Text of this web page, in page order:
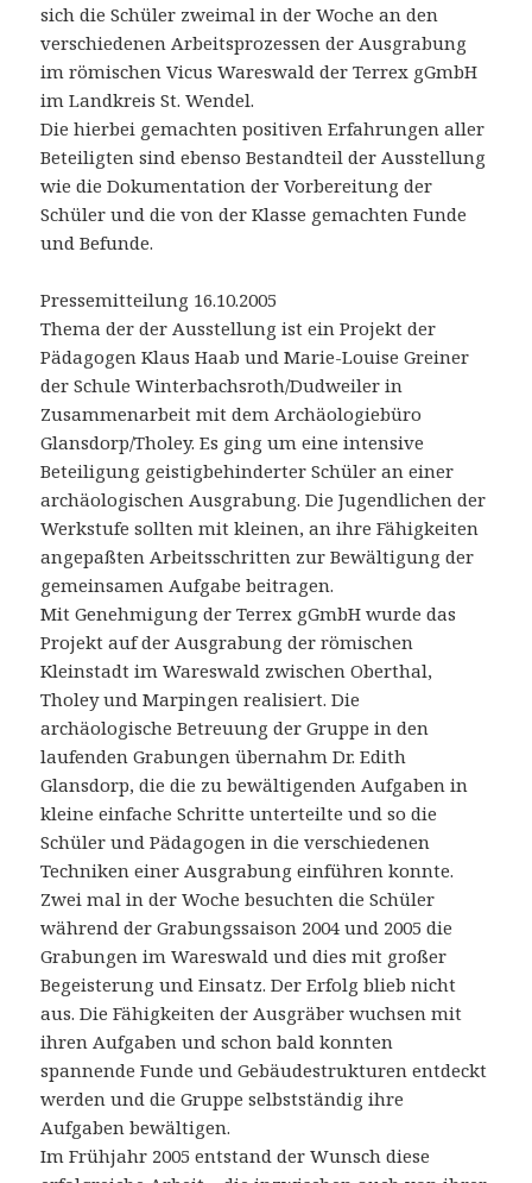
sich die Schüler zweimal in der Woche an den
verschiedenen Arbeitsprozessen der Ausgrabung
im römischen Vicus Wareswald der Terrex gGmbH
im Landkreis St. Wendel.
Die hierbei gemachten positiven Erfahrungen aller
Beteiligten sind ebenso Bestandteil der Ausstellung
wie die Dokumentation der Vorbereitung der
Schüler und die von der Klasse gemachten Funde
und Befunde.
Pressemitteilung 16.10.2005
Thema der der Ausstellung ist ein Projekt der
Pädagogen Klaus Haab und Marie-Louise Greiner
der Schule Winterbachsroth/Dudweiler in
Zusammenarbeit mit dem Archäologiebüro
Glansdorp/Tholey. Es ging um eine intensive
Beteiligung geistigbehinderter Schüler an einer
archäologischen Ausgrabung. Die Jugendlichen der
Werkstufe sollten mit kleinen, an ihre Fähigkeiten
angepaßten Arbeitsschritten zur Bewältigung der
gemeinsamen Aufgabe beitragen.
Mit Genehmigung der Terrex gGmbH wurde das
Projekt auf der Ausgrabung der römischen
Kleinstadt im Wareswald zwischen Oberthal,
Tholey und Marpingen realisiert. Die
archäologische Betreuung der Gruppe in den
laufenden Grabungen übernahm Dr. Edith
Glansdorp, die die zu bewältigenden Aufgaben in
kleine einfache Schritte unterteilte und so die
Schüler und Pädagogen in die verschiedenen
Techniken einer Ausgrabung einführen konnte.
Zwei mal in der Woche besuchten die Schüler
während der Grabungssaison 2004 und 2005 die
Grabungen im Wareswald und dies mit großer
Begeisterung und Einsatz. Der Erfolg blieb nicht
aus. Die Fähigkeiten der Ausgräber wuchsen mit
ihren Aufgaben und schon bald konnten
spannende Funde und Gebäudestrukturen entdeckt
werden und die Gruppe selbstständig ihre
Aufgaben bewältigen.
Im Frühjahr 2005 entstand der Wunsch diese